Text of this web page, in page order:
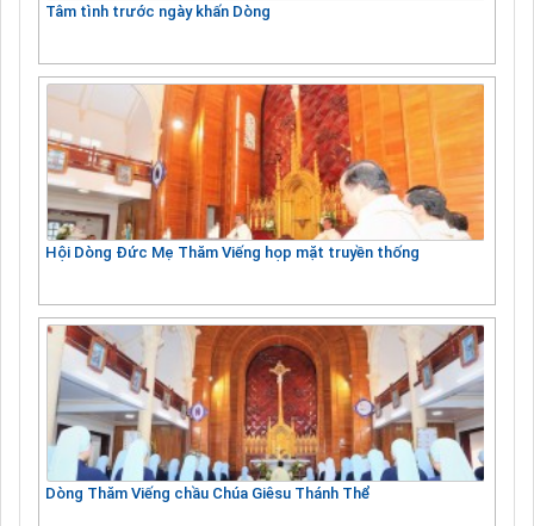
Tâm tình trước ngày khấn Dòng
Hội Dòng Đức Mẹ Thăm Viếng họp mặt truyền thống
Dòng Thăm Viếng chầu Chúa Giêsu Thánh Thể